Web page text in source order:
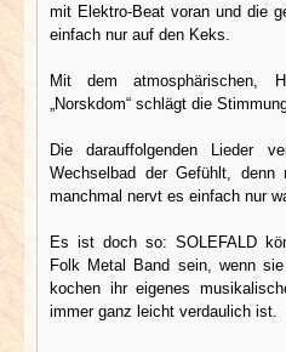
mit Elektro-Beat voran und die
einfach nur auf den Keks.
Mit dem atmosphärischen,
„Norskdom“ schlägt die
Die darauffolgenden Lieder
Wechselbad der Gefühlt,
manchmal nervt es einfach nur
Es ist doch so: SOLEFALD
Folk Metal Band sein, wenn
kochen ihr eigenes
immer ganz leicht verdaulich ist.